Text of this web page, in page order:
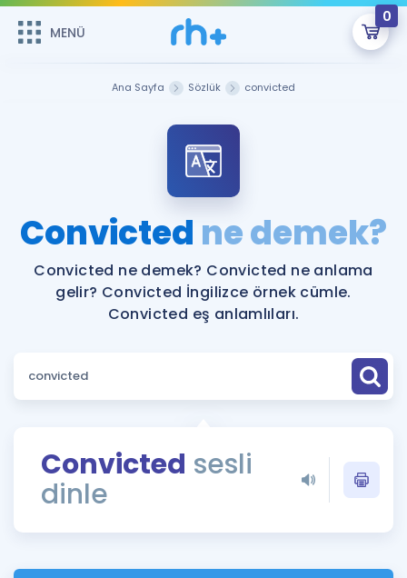
MENÜ
0
ÜYE DEĞİLİM
Sepetin Şu An Boş.
Remzi Hoca ile seni sınava hazırlayacak onlarca eğitim seni
bekliyor!
MENÜ
Faydalı Araçlar
Sözlük
Rehberlik Aracı
ÖSYM Sınav Takvimi
Hakkımızda
Ana Sayfa Sözlük convicted
Convicted ne demek?
Convicted ne demek? Convicted ne anlama
gelir? Convicted İngilizce örnek cümle.
Convicted eş anlamlıları.
Convicted sesli
dinle